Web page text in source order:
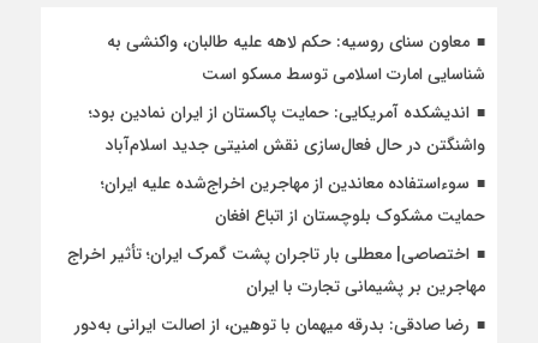
معاون سنای روسیه: حکم لاهه علیه طالبان، واکنشی به
شناسایی امارت اسلامی توسط مسکو است
اندیشکده آمریکایی: حمایت پاکستان از ایران نمادین بود؛
واشنگتن در حال فعال‌سازی نقش امنیتی جدید اسلام‌آباد
سوءاستفاده معاندین از مهاجرین اخراج‌شده علیه ایران؛
حمایت مشکوک بلوچستان از اتباع افغان
اختصاصی| معطلی بار تاجران پشت گمرک ایران؛ تأثیر اخراج
مهاجرین بر پشیمانی تجارت با ایران
رضا صادقی: بدرقه میهمان با توهین، از اصالت ایرانی به‌دور